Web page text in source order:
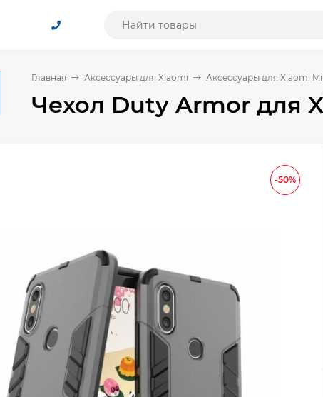
Главная Аксессуары для Xiaomi Аксессуары для Xiaomi
Чехол Duty Armor для
-50%